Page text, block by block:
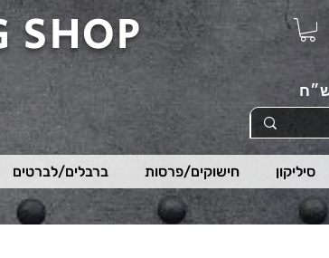
SHOP
סיליקון חישוקים/פרסות ברבלים/לברטים